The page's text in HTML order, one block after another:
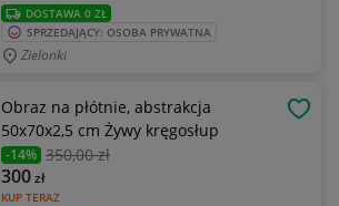
DOSTAWA 0 ZŁ
SPRZEDAJĄCY: OSOBA PRYWATNA
Zielonki
Obraz na płótnie, abstrakcja
50x70x2,5 cm Żywy kręgosłup
-14% 350,00 zł
KUP TERAZ
300zł